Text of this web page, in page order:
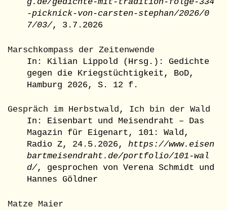
-picknick-von-carsten-stephan/2026/0
7/03/, 3.7.2026
Marschkompass der Zeitenwende
In: Kilian Lippold (Hrsg.): Gedichte
gegen die Kriegstüchtigkeit, BoD,
Hamburg 2026, S. 12 f.
Gespräch im Herbstwald, Ich bin der Wald
In: Eisenbart und Meisendraht – Das
Magazin für Eigenart, 101: Wald,
Radio Z, 24.5.2026,https://www.eisen
bartmeisendraht.de/portfolio/101-wal
d/, gesprochen von Verena Schmidt und
Hannes Göldner
Matze Maier